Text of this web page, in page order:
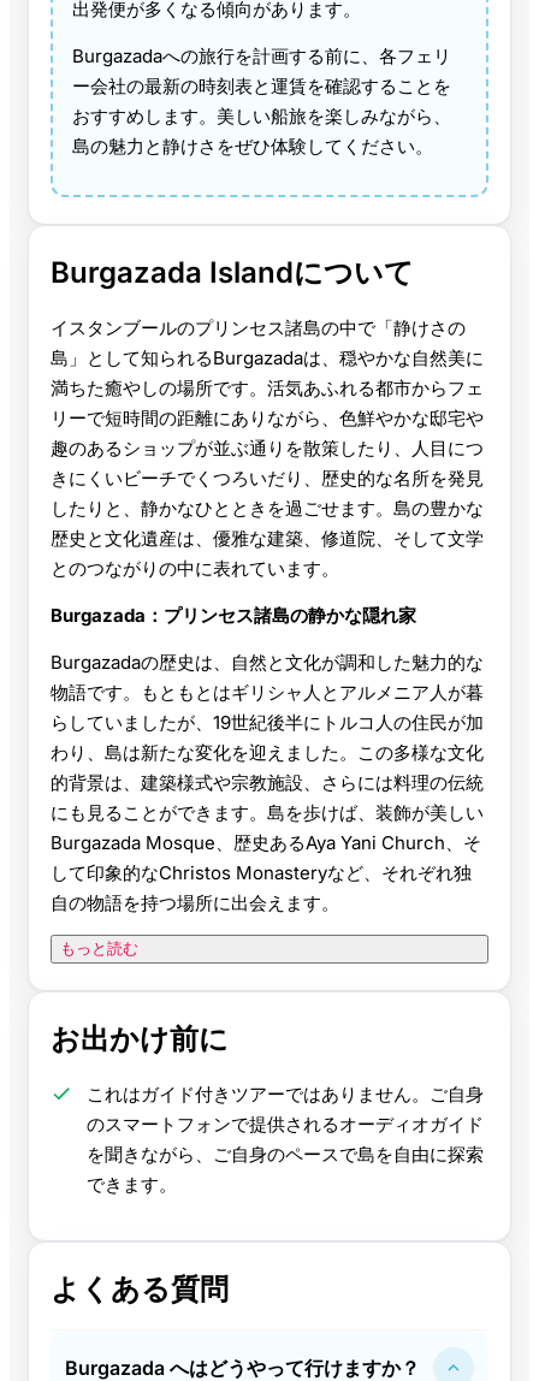
出発便が多くなる傾向があります。
Burgazadaへの旅行を計画する前に、各フェリ
ー会社の最新の時刻表と運賃を確認することを
おすすめします。美しい船旅を楽しみながら、
島の魅力と静けさをぜひ体験してください。
Burgazada Islandについて
イスタンブールのプリンセス諸島の中で「静けさの
島」として知られるBurgazadaは、穏やかな自然美に
満ちた癒やしの場所です。活気あふれる都市からフェ
リーで短時間の距離にありながら、色鮮やかな邸宅や
趣のあるショップが並ぶ通りを散策したり、人目につ
きにくいビーチでくつろいだり、歴史的な名所を発見
したりと、静かなひとときを過ごせます。島の豊かな
歴史と文化遺産は、優雅な建築、修道院、そして文学
とのつながりの中に表れています。
Burgazada：プリンセス諸島の静かな隠れ家
Burgazadaの歴史は、自然と文化が調和した魅力的な
物語です。もともとはギリシャ人とアルメニア人が暮
らしていましたが、19世紀後半にトルコ人の住民が加
わり、島は新たな変化を迎えました。この多様な文化
的背景は、建築様式や宗教施設、さらには料理の伝統
にも見ることができます。島を歩けば、装飾が美しい
Burgazada Mosque、歴史あるAya Yani Church、そ
して印象的なChristos Monasteryなど、それぞれ独
自の物語を持つ場所に出会えます。
もっと読む
お出かけ前に
これはガイド付きツアーではありません。ご自身
のスマートフォンで提供されるオーディオガイド
を聞きながら、ご自身のペースで島を自由に探索
できます。
よくある質問
Burgazada へはどうやって行けますか？